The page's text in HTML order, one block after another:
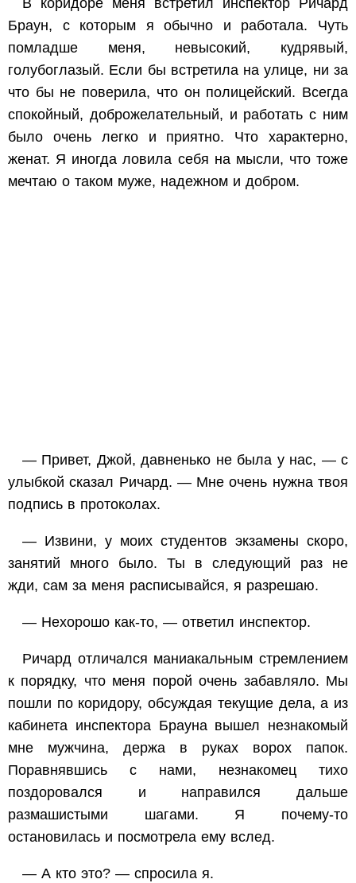
В коридоре меня встретил инспектор Ричард
Браун, с которым я обычно и работала. Чуть
помладше меня, невысокий, кудрявый,
голубоглазый. Если бы встретила на улице, ни за
что бы не поверила, что он полицейский. Всегда
спокойный, доброжелательный, и работать с ним
было очень легко и приятно. Что характерно,
женат. Я иногда ловила себя на мысли, что тоже
мечтаю о таком муже, надежном и добром.
— Привет, Джой, давненько не была у нас, — с
улыбкой сказал Ричард. — Мне очень нужна твоя
подпись в протоколах.
— Извини, у моих студентов экзамены скоро,
занятий много было. Ты в следующий раз не
жди, сам за меня расписывайся, я разрешаю.
— Нехорошо как-то, — ответил инспектор.
Ричард отличался маниакальным стремлением
к порядку, что меня порой очень забавляло. Мы
пошли по коридору, обсуждая текущие дела, а из
кабинета инспектора Брауна вышел незнакомый
мне мужчина, держа в руках ворох папок.
Поравнявшись с нами, незнакомец тихо
поздоровался и направился дальше
размашистыми шагами. Я почему-то
остановилась и посмотрела ему вслед.
— А кто это? — спросила я.